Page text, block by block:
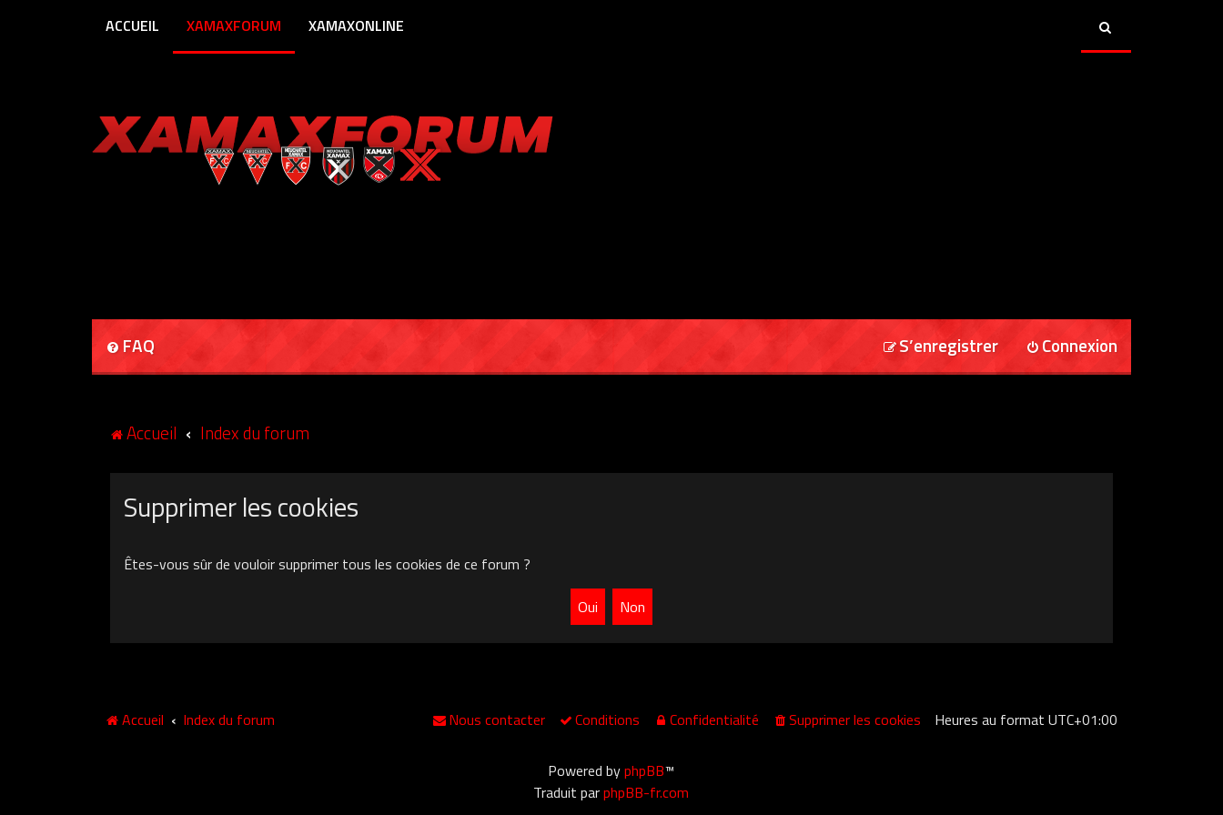
ACCUEIL XAMAXFORUM XAMAXONLINE
FAQ Connexion
S’enregistrer
Accueil Index du forum
Supprimer les cookies
Êtes-vous sûr de vouloir supprimer tous les cookies de ce forum ?
Accueil Index du forum Heures au formatUTC+01:00
Supprimer les cookies
Confidentialité
Conditions
Nous contacter
Powered byphpBB™
Traduit parphpBB-fr.com